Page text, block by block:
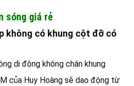
sóng giá rẻ
không có khung cột đỡ có
di động không chân khung
của Huy Hoàng sẽ dao động từ